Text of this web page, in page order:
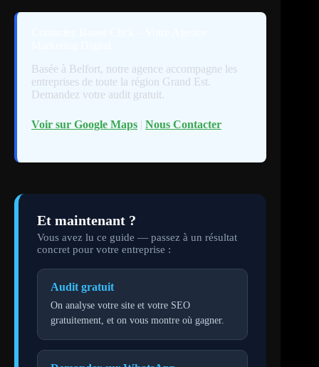
Basée à Belfort, notre agence accompagne les
entreprises de toute la région Grand Est.
Demandez votre audit gratuit.
Voir sur Google Maps | Nous Contacter
Et maintenant ?
Vous avez lu ce guide — passez à un résultat
concret pour votre entreprise :
Audit gratuit
On analyse votre site et votre SEO
gratuitement, et on vous montre où gagner.